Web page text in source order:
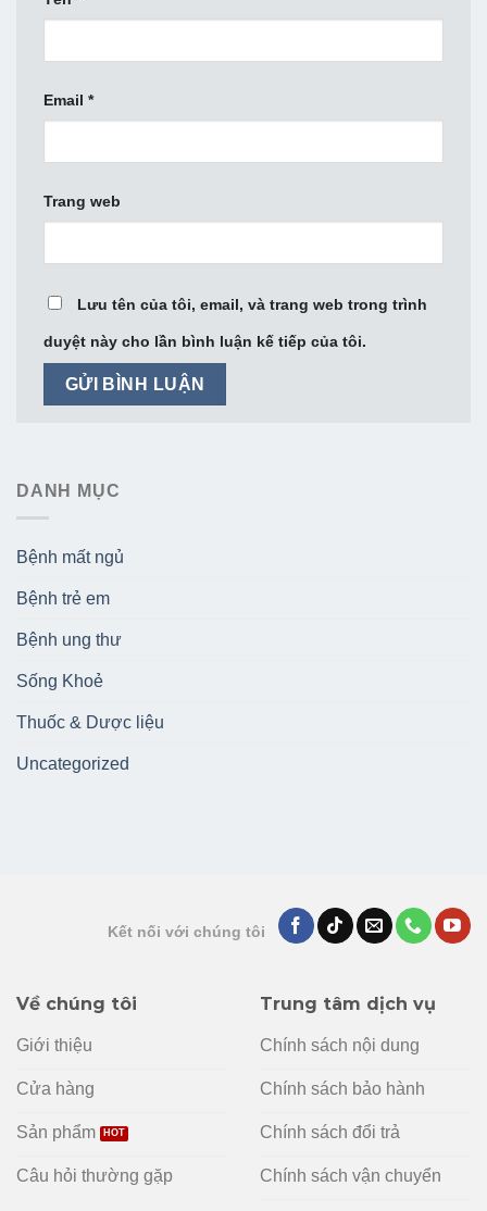
Email *
Trang web
Lưu tên của tôi, email, và trang web trong trình
duyệt này cho lần bình luận kế tiếp của tôi.
DANH MỤC
Bệnh mất ngủ
Bệnh trẻ em
Bệnh ung thư
Sống Khoẻ
Thuốc & Dược liệu
Uncategorized
Kết nối với chúng tôi
Về chúng tôi
Giới thiệu
Cửa hàng
Sản phẩm
Câu hỏi thường gặp
Trung tâm dịch vụ
Chính sách nội dung
Chính sách bảo hành
Chính sách đổi trả
Chính sách vận chuyển